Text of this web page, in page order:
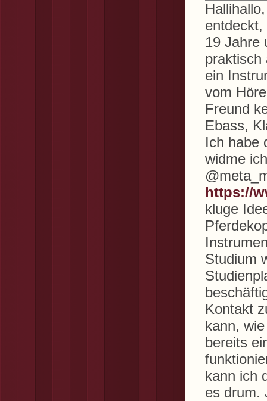
19 Jahre
praktisch
ein
vom
Freund
Ebass,
Ich habe
widme
https://
kluge
Studium
Kontakt
kann,
bereits
kann ich
es drum.